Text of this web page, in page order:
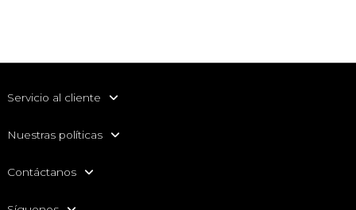
Servicio al cliente
Nuestras políticas
Contáctanos